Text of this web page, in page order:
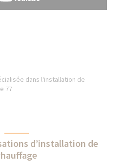
dans l'installation de
77
d’installation de